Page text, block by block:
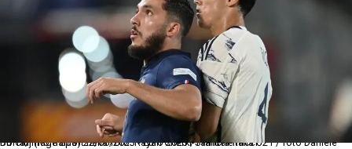
Db Cluj (Romania) 22/06/2023 - Euro 2023 / Francia-Italia U21 / foto Daniele Buffa/Image Sport nella foto: Rayan Cherki-Samuele Ricci